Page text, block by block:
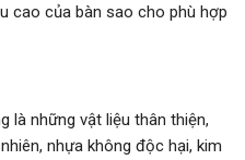
cao của bàn sao cho phù hợp
là những vật liệu thân thiện,
nhựa không độc hại, kim